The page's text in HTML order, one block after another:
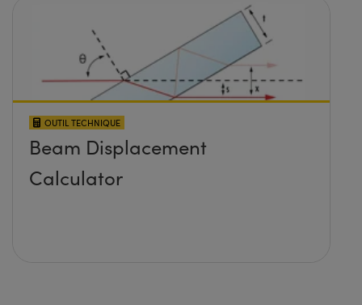
OUTIL TECHNIQUE
Beam Displacement
Calculator